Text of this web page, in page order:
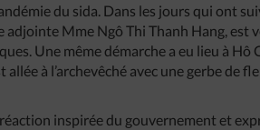
du sida. Dans les jours qui ont
Mme Ngô Thi Thanh Hang, est
Une même démarche a eu lieu à
à l’archevêché avec une gerbe de
inspirée du gouvernement et